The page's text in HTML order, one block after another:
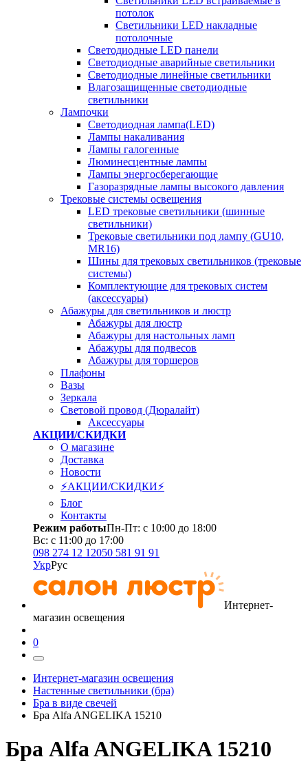
потолок
Светильники LED накладные
потолочные
Светодиодные LED панели
Светодиодные аварийные светильники
Светодиодные линейные светильники
Влагозащищенные светодиодные
светильники
Лампочки
Светодиодная лампа(LED)
Лампы накаливания
Лампы галогенные
Люминесцентные лампы
Лампы энергосберегающие
Газоразрядные лампы высокого давления
Трековые системы освещения
LED трековые светильники (шинные
светильники)
Трековые светильники под лампу (GU10,
MR16)
Шины для трековых светильников (трековые
системы)
Комплектующие для трековых систем
(аксессуары)
Абажуры для светильников и люстр
Абажуры для люстр
Абажуры для настольных ламп
Абажуры для подвесов
Абажуры для торшеров
Плафоны
Вазы
Зеркала
Световой провод (Дюралайт)
Аксессуары
АКЦИИ/СКИДКИ
О магазине
Доставка
Новости
⚡АКЦИИ/СКИДКИ⚡
Блог
Контакты
Режим работыПн-Пт: с 10:00 до 18:00
Вс: с 11:00 до 17:00
098 274 12 12050 581 91 91
УкрРус
Интернет-
магазин освещения
0
Интернет-магазин освещения
Настенные светильники (бра)
Бра в виде свечей
Бра Alfa ANGELIKA 15210
Бра Alfa ANGELIKA 15210